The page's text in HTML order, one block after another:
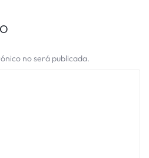
no será publicada.